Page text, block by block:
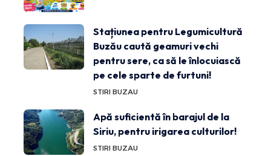
Stațiunea pentru Legumicultură
Buzău caută geamuri vechi
pentru sere, ca să le înlocuiască
pe cele sparte de furtuni!
STIRI BUZAU
Apă suficientă în barajul de la
Siriu, pentru irigarea culturilor!
STIRI BUZAU